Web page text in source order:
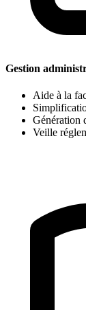
Gestion
Aide à la
Génération
Veille